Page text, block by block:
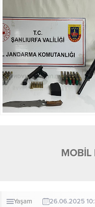
MOBİL
Yaşam 26.06.2025